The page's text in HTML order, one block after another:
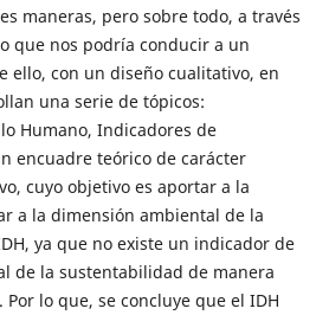
maneras, pero sobre todo, a través
que nos podría conducir a un
ello, con un diseño cualitativo, en
una serie de tópicos:
Humano, Indicadores de
encuadre teórico de carácter
cuyo objetivo es aportar a la
a la dimensión ambiental de la
ya que no existe un indicador de
de la sustentabilidad de manera
lo que, se concluye que el IDH